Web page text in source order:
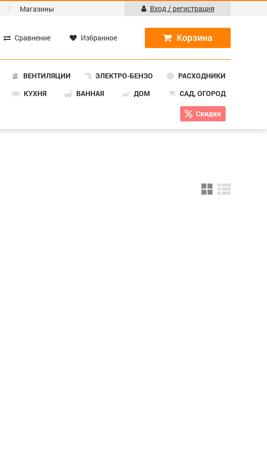
Магазины Вход / регистрация
Сравнение Избранное
ВЕНТИЛЯЦИИ ЭЛЕКТРО-БЕНЗО
РАСХОДНИКИ
КУХНЯ ВАННАЯ ДОМ САД, ОГОРОД
Скидки